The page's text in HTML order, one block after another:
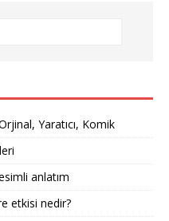
Yaratıcı, Komik
anlatım
etkisi nedir?